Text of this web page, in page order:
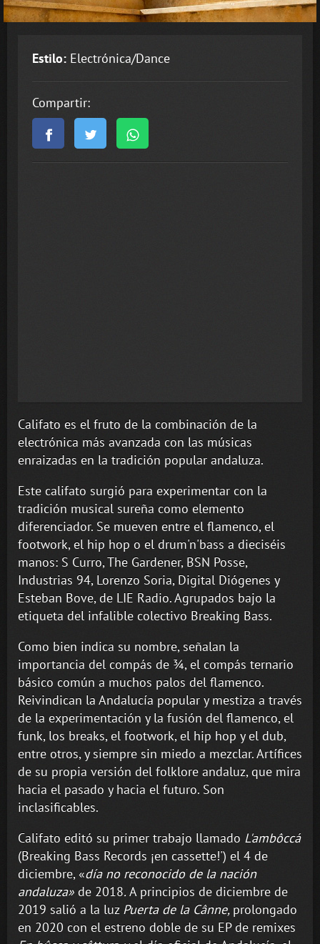
Estilo: Electrónica/Dance
Compartir:
Califato es el fruto de la combinación de la
electrónica más avanzada con las músicas
enraizadas en la tradición popular andaluza.
Este califato surgió para experimentar con la
tradición musical sureña como elemento
diferenciador. Se mueven entre el flamenco, el
footwork, el hip hop o el drum'n'bass a dieciséis
manos: S Curro, The Gardener, BSN Posse,
Industrias 94, Lorenzo Soria, Digital Diógenes y
Esteban Bove, de LIE Radio. Agrupados bajo la
etiqueta del infalible colectivo Breaking Bass.
Como bien indica su nombre, señalan la
importancia del compás de ¾, el compás ternario
básico común a muchos palos del flamenco.
Reivindican la Andalucía popular y mestiza a través
de la experimentación y la fusión del flamenco, el
funk, los breaks, el footwork, el hip hop y el dub,
entre otros, y siempre sin miedo a mezclar. Artífices
de su propia versión del folklore andaluz, que mira
hacia el pasado y hacia el futuro. Son
inclasificables.
Califato editó su primer trabajo llamado L'ambôccá
(Breaking Bass Records ¡en cassette!') el 4 de
diciembre, «día no reconocido de la nación
andaluza» de 2018.A principios de diciembre de
2019 salió a la luz Puerta de la Cânne, prolongado
en 2020 con el estreno doble de su EP de remixes